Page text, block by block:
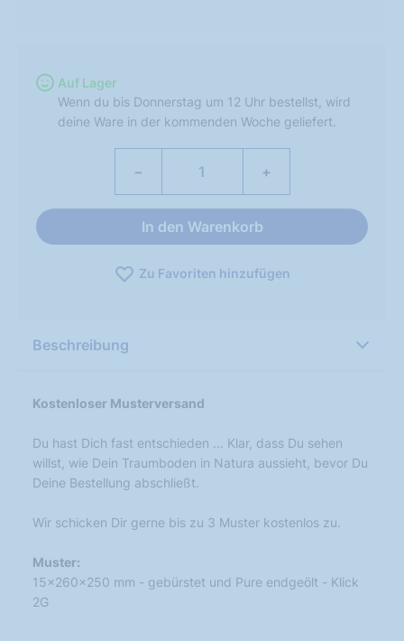
Auf Lager
Wenn du bis Donnerstag um 12 Uhr bestellst, wird
deine Ware in der kommenden Woche geliefert.
− +
In den Warenkorb
Zu Favoriten hinzufügen
Beschreibung
Kostenloser Musterversand
Du hast Dich fast entschieden … Klar, dass Du sehen
willst, wie Dein Traumboden in Natura aussieht, bevor Du
Deine Bestellung abschließt.
Wir schicken Dir gerne bis zu 3 Muster kostenlos zu.
Muster:
15x260x250 mm - gebürstet und Pure endgeölt - Klick
2G